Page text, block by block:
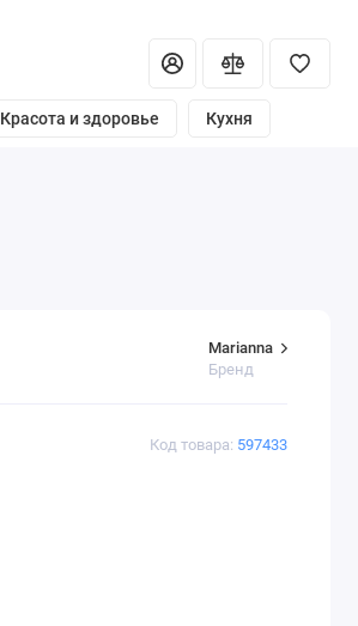
Красота и здоровье Кухня
Код товара: 597433
Marianna
Бренд